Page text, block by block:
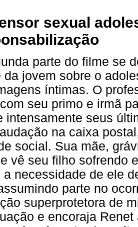
sexual
parte do filme se
da jovem sobre o
íntimas. O
seu primo e irmã
intensamente seus
na caixa
social. Sua mãe,
vê seu filho sofrendo
a necessidade de ele
parte no
superprotetora de
e encoraja